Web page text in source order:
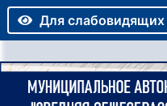
Для слабовидящих